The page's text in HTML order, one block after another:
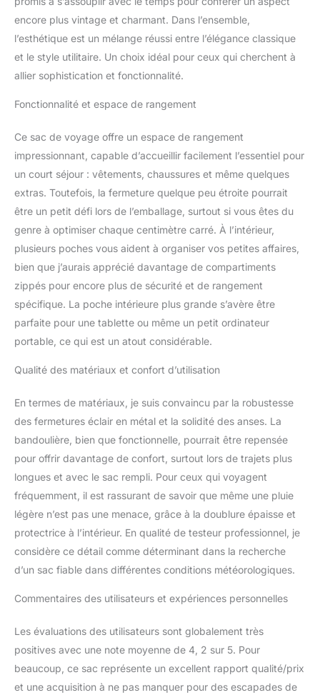
pour les 2 types de
cowhides, mais la
première couche est plus
de qualité des
statistiques et lisse.
ceinture scapulaire avec
de commodité. Doublure
en toile de haute qualité.
Robuste et résistant à
goujons pour la
protection du bas. Bien
choisi matériel de haute
qualité, contracté et de
ou la décoloration, et
plus récent avec le
temps. Couleur simple et
pure, cattlehide de haute
toucher et claire et une
texture fine. Design
durable nylon couture et
excellente et exquise de
fabrication.
encore plus vintage et charmant. Dans l’ensemble,
l’esthétique est un mélange réussi entre l’élégance classique
et le style utilitaire. Un choix idéal pour ceux qui cherchent à
allier sophistication et fonctionnalité.
Fonctionnalité et espace de rangement
Ce sac de voyage offre un espace de rangement
impressionnant, capable d’accueillir facilement l’essentiel pour
un court séjour : vêtements, chaussures et même quelques
extras. Toutefois, la fermeture quelque peu étroite pourrait
être un petit défi lors de l’emballage, surtout si vous êtes du
genre à optimiser chaque centimètre carré. À l’intérieur,
plusieurs poches vous aident à organiser vos petites affaires,
bien que j’aurais apprécié davantage de compartiments
zippés pour encore plus de sécurité et de rangement
spécifique. La poche intérieure plus grande s’avère être
parfaite pour une tablette ou même un petit ordinateur
portable, ce qui est un atout considérable.
Qualité des matériaux et confort d’utilisation
En termes de matériaux, je suis convaincu par la robustesse
des fermetures éclair en métal et la solidité des anses. La
bandoulière, bien que fonctionnelle, pourrait être repensée
pour offrir davantage de confort, surtout lors de trajets plus
longues et avec le sac rempli. Pour ceux qui voyagent
fréquemment, il est rassurant de savoir que même une pluie
légère n’est pas une menace, grâce à la doublure épaisse et
protectrice à l’intérieur. En qualité de testeur professionnel, je
considère ce détail comme déterminant dans la recherche
d’un sac fiable dans différentes conditions météorologiques.
Commentaires des utilisateurs et expériences personnelles
Les évaluations des utilisateurs sont globalement très
positives avec une note moyenne de 4, 2 sur 5. Pour
beaucoup, ce sac représente un excellent rapport qualité/prix
et une acquisition à ne pas manquer pour des escapades de